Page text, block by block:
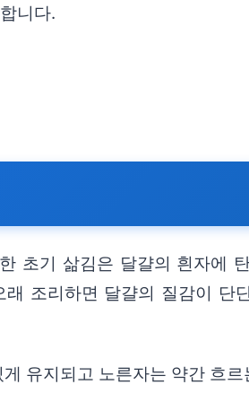
니다.
초기 삶김은 달걀의 흰자에
조리하면 달걀의 질감이 단
유지되고 노른자는 약간 흐르